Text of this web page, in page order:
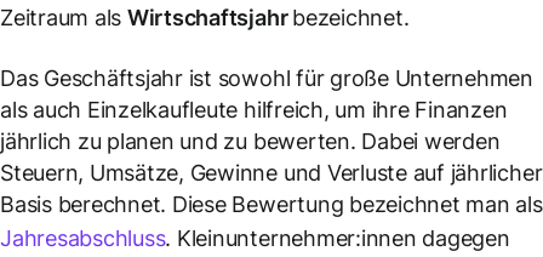
Zeitraum als Wirtschaftsjahrbezeichnet.
Das Geschäftsjahr ist sowohl für große Unternehmen
als auch Einzelkaufleute hilfreich, um ihre Finanzen
jährlich zu planen und zu bewerten. Dabei werden
Steuern, Umsätze, Gewinne und Verluste auf jährlicher
Basis berechnet. Diese Bewertung bezeichnet man als
Jahresabschluss. Kleinunternehmer:innen dagegen